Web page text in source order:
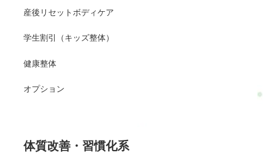
産後リセットボディケア
学生割引（キッズ整体）
健康整体
オプション
体質改善・習慣化系